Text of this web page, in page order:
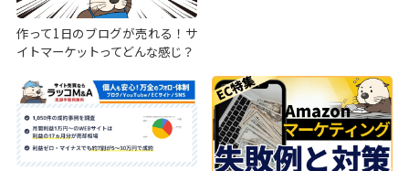
作って1日のブログが売れる！サ
イトマーケットってどんな感じ？